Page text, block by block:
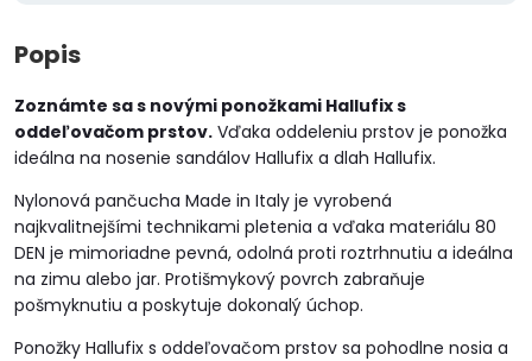
Popis
Zoznámte sa s novými ponožkami Hallufix s
oddeľovačom prstov. Vďaka oddeleniu prstov je ponožka
ideálna na nosenie sandálov Hallufix a dlah Hallufix.
Nylonová pančucha Made in Italy je vyrobená
najkvalitnejšími technikami pletenia a vďaka materiálu 80
DEN je mimoriadne pevná, odolná proti roztrhnutiu a ideálna
na zimu alebo jar. Protišmykový povrch zabraňuje
pošmyknutiu a poskytuje dokonalý úchop.
Ponožky Hallufix s oddeľovačom prstov sa pohodlne nosia a